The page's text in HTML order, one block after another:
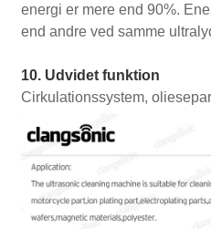
energi er mere end 90%.
end andre ved samme
10. Udvidet funktion
Cirkulationssystem,